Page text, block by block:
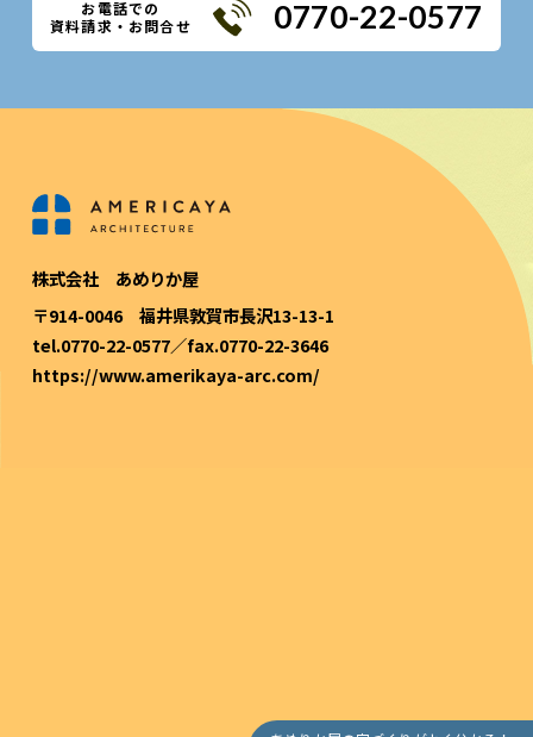
お電話での
資料請求・お問合せ
0770-22-0577
株式会社 あめりか屋
〒914-0046 福井県敦賀市長沢13-13-1
tel.0770-22-0577／fax.0770-22-3646
https://www.amerikaya-arc.com/